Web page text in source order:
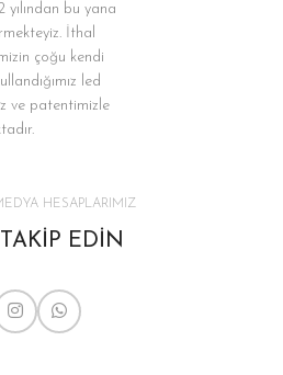
yılından bu yana
İthal
çoğu kendi
led
ve patentimizle
HESAPLARIMIZ
EDİN